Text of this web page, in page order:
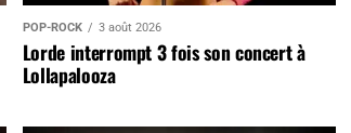
POP-ROCK 3 août 2026
Lorde interrompt 3 fois son concert à
Lollapalooza